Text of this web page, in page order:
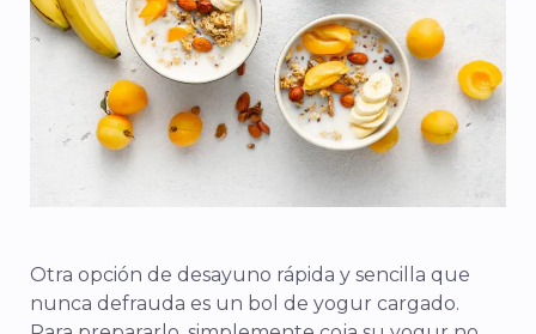
Otra opción de desayuno rápida y sencilla que
nunca defrauda es un bol de yogur cargado.